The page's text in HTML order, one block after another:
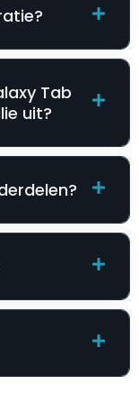
Tab
uit?